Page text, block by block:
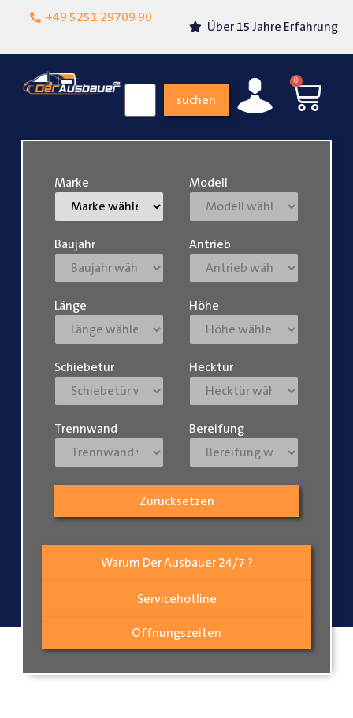
+49 5251 29709 90
Lokalgeschäft in
Über 15 Jahre Erfahrung
suchen
0
Warum Der Ausbauer 24/7 ?
Servicehotline
Öffnungszeiten
Marke Modell
Baujahr Antrieb
Länge Höhe
Schiebetür Hecktür
Trennwand Bereifung
Zurücksetzen